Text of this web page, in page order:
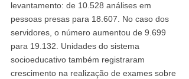
levantamento: de 10.528 análises em
pessoas presas para 18.607. No caso dos
servidores, o número aumentou de 9.699
para 19.132. Unidades do sistema
socioeducativo também registraram
crescimento na realização de exames sobre